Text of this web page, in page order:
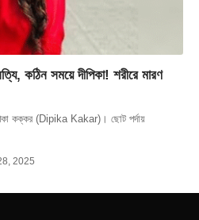
সময়ে দীপিকা! শরীরে মারণ
কক্কর (Dipika Kakar)। ছোট পর্দায়
2025